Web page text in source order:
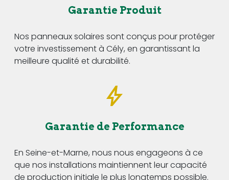
Garantie Produit
Nos panneaux solaires sont conçus pour protéger
votre investissement à Cély, en garantissant la
meilleure qualité et durabilité.
Garantie de Performance
En Seine-et-Marne, nous nous engageons à ce
que nos installations maintiennent leur capacité
de production initiale le plus longtemps possible.